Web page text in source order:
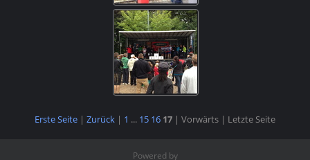
Erste Seite | Zurück | 1 ... 15 16 17 | Vorwärts | Letzte Seite
Powered by